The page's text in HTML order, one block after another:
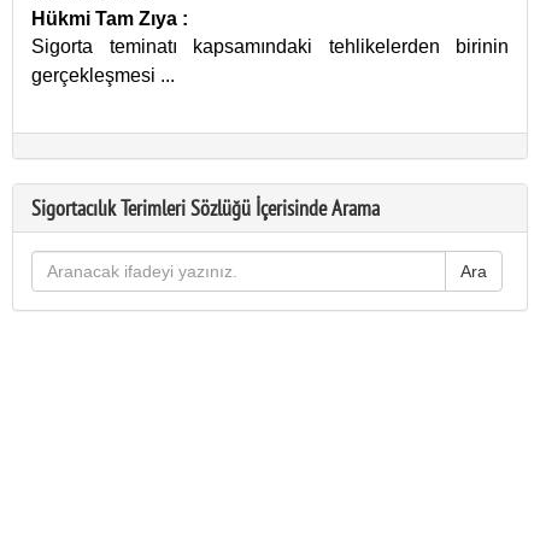
Hükmi Tam Zıya :
Sigorta teminatı kapsamındaki tehlikelerden birinin
gerçekleşmesi ...
Sigortacılık Terimleri Sözlüğü İçerisinde Arama